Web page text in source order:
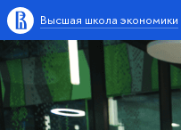
Высшая школа экономики